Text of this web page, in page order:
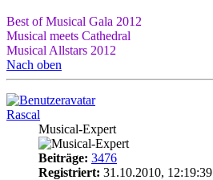
Best of Musical Gala 2012
Musical meets Cathedral
Musical Allstars 2012
Nach oben
Rascal
Musical-Expert
Beiträge: 3476
Registriert: 31.10.2010, 12:19:39